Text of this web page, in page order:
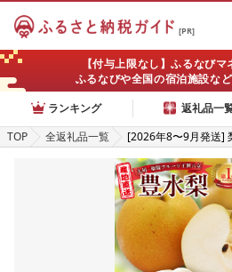
[PR]
【付与上限なし】ふるなびマ
ふるなびや全国の宿泊施設な
ランキング
返礼品一
TOP
全返礼品一覧 [2026年8〜9月発送]